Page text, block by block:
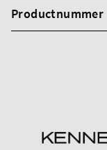
Productnummer